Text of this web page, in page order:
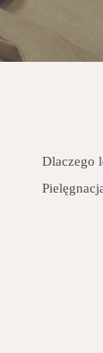
Dlaczego